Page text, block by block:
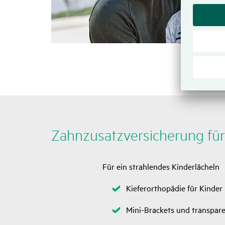
Zahn­zu­satz­ver­si­che­rung
Für ein strahlendes Kinderlächeln
Zutreffend
Kieferorthopädie für Kinder
Zutreffend
Mini-Brackets und